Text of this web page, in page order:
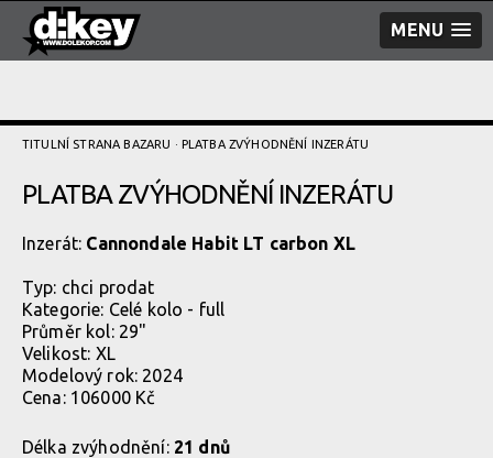
MENU
TITULNÍ STRANA BAZARU · PLATBA ZVÝHODNĚNÍ­ INZERÁTU
PLATBA ZVÝHODNĚNÍ­ INZERÁTU
Inzerát: Cannondale Habit LT carbon XL
Typ: chci prodat
Kategorie: Celé kolo - full
Průměr kol: 29"
Velikost: XL
Modelový rok: 2024
Cena: 106000 Kč
Délka zvýhodnění: 21 dnů